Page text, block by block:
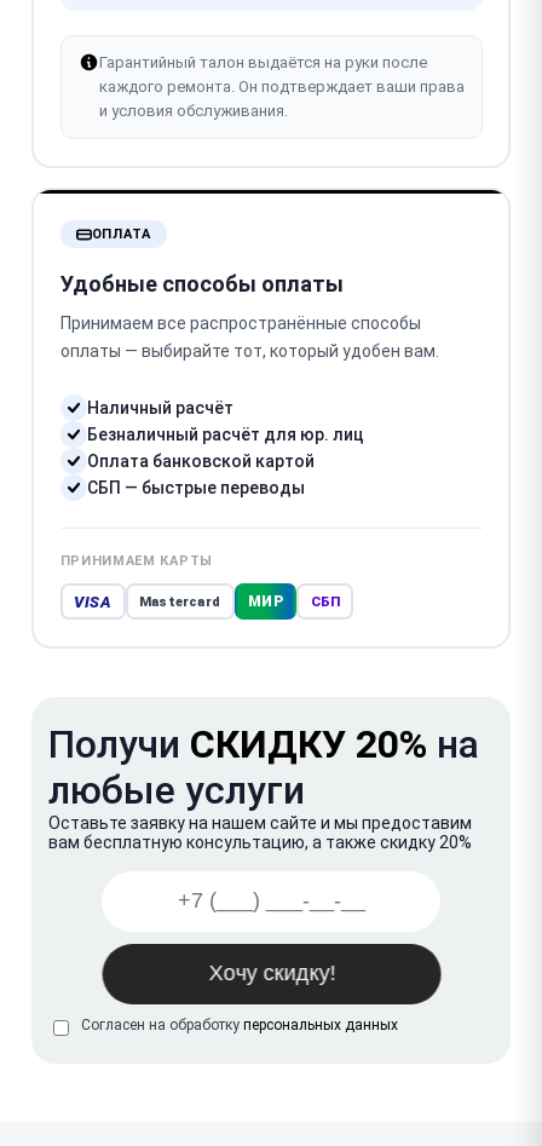
Гарантийный талон выдаётся на руки после
каждого ремонта. Он подтверждает ваши права
и условия обслуживания.
ОПЛАТА
Удобные способы оплаты
Принимаем все распространённые способы
оплаты — выбирайте тот, который удобен вам.
Наличный расчёт
Безналичный расчёт для юр. лиц
Оплата банковской картой
СБП — быстрые переводы
ПРИНИМАЕМ КАРТЫ
VISA Mastercard МИР СБП
Получи СКИДКУ 20% на
любые услуги
Оставьте заявку на нашем сайте и мы предоставим
вам бесплатную консультацию, а также скидку 20%
Согласен на обработку персональных данных